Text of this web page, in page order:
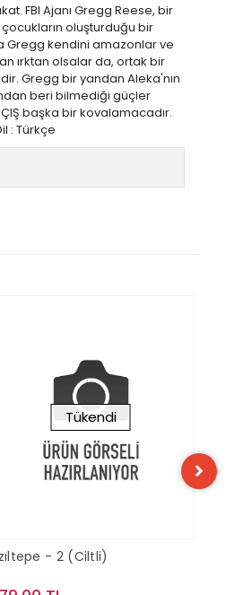
FBI Ajanı Gregg Reese, bir
çocukların oluşturduğu bir
Gregg kendini amazonlar ve
ırktan olsalar da, ortak bir
Gregg bir yandan Aleka'nın
beri bilmediği güçler
başka bir kovalamacadır.
: Türkçe
Tükendi
- 2 (Ciltli)